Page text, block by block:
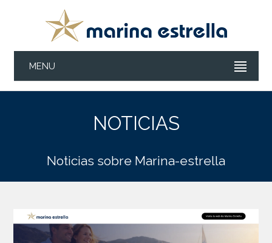
MENU
NOTICIAS
Noticias sobre Marina-estrella